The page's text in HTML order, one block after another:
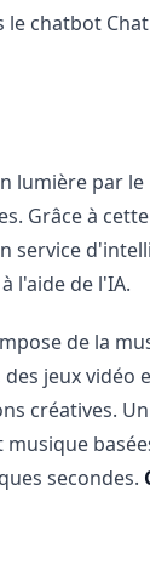
chatbot
par
Grâce à
service
l'aide de l'IA.
de la
jeux
créatives.
secondes.